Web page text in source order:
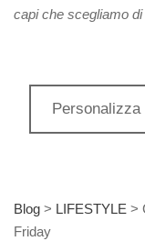
capi che scegliamo di
Blog > LIFESTYLE >
Friday